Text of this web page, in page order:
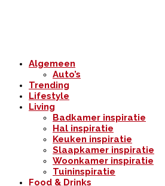
Algemeen
Auto’s
Trending
Lifestyle
Living
Badkamer inspiratie
Hal inspiratie
Keuken inspiratie
Slaapkamer inspiratie
Woonkamer inspiratie
Tuininspiratie
Food & Drinks